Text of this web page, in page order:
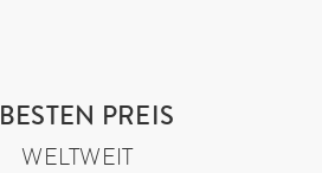
BESTEN PREIS
WELTWEIT